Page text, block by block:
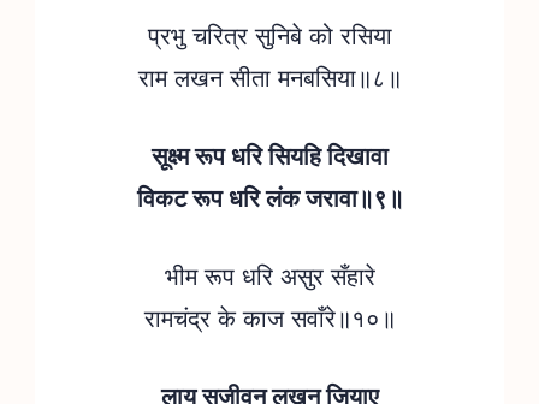
प्रभु चरित्र सुनिबे को रसिया
राम लखन सीता मनबसिया॥८॥
सूक्ष्म रूप धरि सियहि दिखावा
विकट रूप धरि लंक जरावा॥९॥
भीम रूप धरि असुर सँहारे
रामचंद्र के काज सवाँरे॥१०॥
लाय सजीवन लखन जियाए